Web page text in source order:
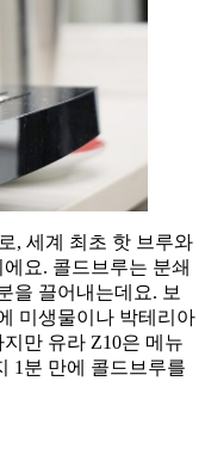
, 세계 최초 핫 브루와
요. 콜드브루는 분쇄
을 끌어내는데요. 보
미생물이나 박테리아
만 유라 Z10은 메뉴
1분 만에 콜드브루를